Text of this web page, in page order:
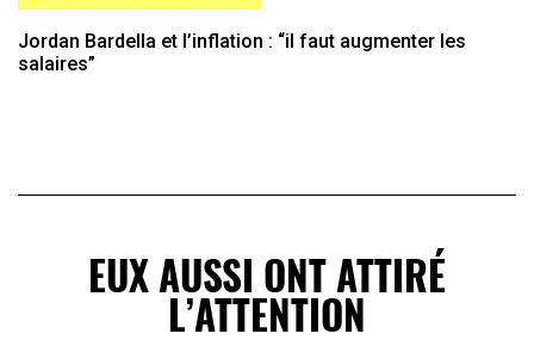
Jordan Bardella et l’inflation : “il faut augmenter les
salaires”
EUX AUSSI ONT ATTIRÉ
L’ATTENTION